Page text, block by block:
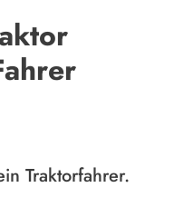
Traktorfahrer.